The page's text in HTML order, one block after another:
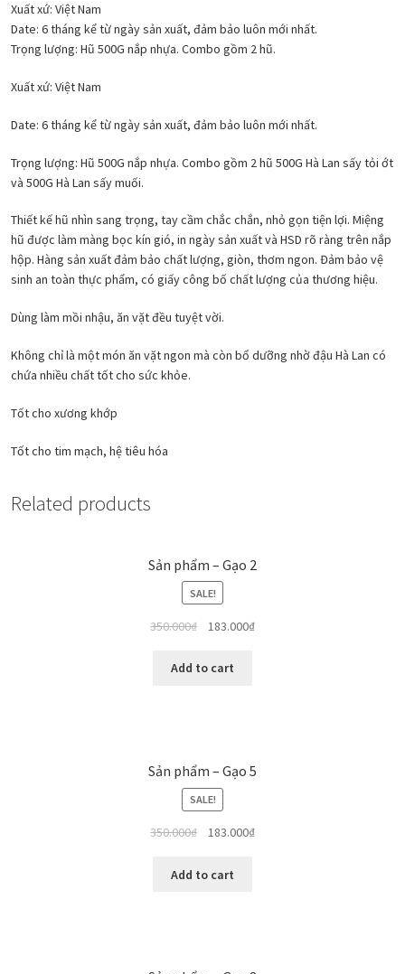
Xuất xứ: Việt Nam
Date: 6 tháng kể từ ngày sản xuất, đảm bảo luôn mới nhất.
Trọng lượng: Hũ 500G nắp nhựa. Combo gồm 2 hũ.
Xuất xứ: Việt Nam
Date: 6 tháng kể từ ngày sản xuất, đảm bảo luôn mới nhất.
Trọng lượng: Hũ 500G nắp nhựa. Combo gồm 2 hũ 500G Hà Lan sấy tỏi ớt
và 500G Hà Lan sấy muối.
Thiết kế hũ nhìn sang trọng, tay cầm chắc chắn, nhỏ gọn tiện lợi. Miệng
hũ được làm màng bọc kín gió, in ngày sản xuất và HSD rõ ràng trên nắp
hộp. Hàng sản xuất đảm bảo chất lượng, giòn, thơm ngon. Đảm bảo vệ
sinh an toàn thực phẩm, có giấy công bố chất lượng của thương hiệu.
Dùng làm mồi nhậu, ăn vặt đều tuyệt vời.
Không chỉ là một món ăn vặt ngon mà còn bổ dưỡng nhờ đậu Hà Lan có
chứa nhiều chất tốt cho sức khỏe.
Tốt cho xương khớp
Tốt cho tim mạch, hệ tiêu hóa
Related products
Sản phẩm – Gạo 2
SALE!
350.000₫ 183.000₫
Add to cart
Sản phẩm – Gạo 5
SALE!
350.000₫ 183.000₫
Add to cart